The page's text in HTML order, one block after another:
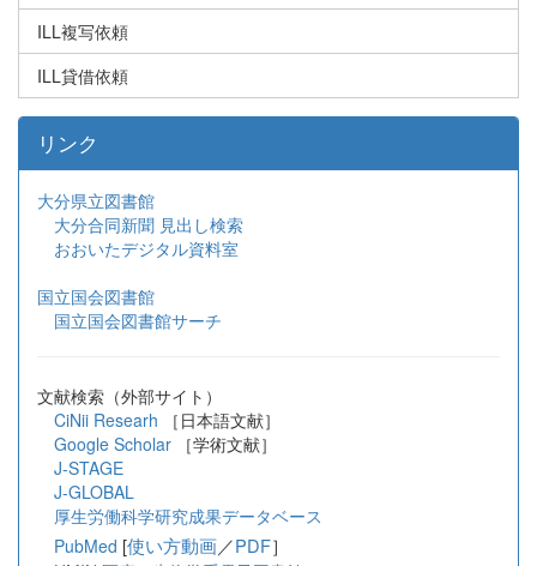
ILL複写依頼
ILL貸借依頼
リンク
大分県立図書館
大分合同新聞 見出し検索
おおいたデジタル資料室
国立国会図書館
国立国会図書館サーチ
文献検索（外部サイト）
CiNii Researh ［日本語文献］
Google Scholar
［学術文献］
J-STAGE
J-GLOBAL
厚生労働科学研究成果データベース
PubMed [使い方動画／PDF］